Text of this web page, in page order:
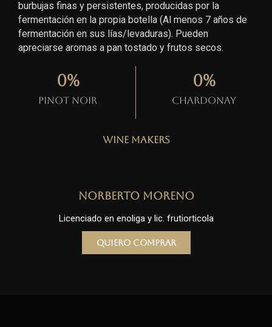
burbujas finas y persistentes, producidas por la
fermentación en la propia botella (Al menos 7 años de
fermentación en sus lías/levaduras). Pueden
apreciarse aromas a pan tostado y frutos secos.
Pinot Noir
0%
Chardonay
0%
Wine Makers
Norberto Moreno
Licenciado en enoliga y lic. frutiorticola
Quiero comprar